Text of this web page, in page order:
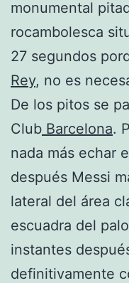
monumental
rocambolesca
27 segundos
Rey, no es
De los pitos se
Club Barcelona.
nada más echar
después Messi
lateral del área
escuadra del
instantes
definitivamente